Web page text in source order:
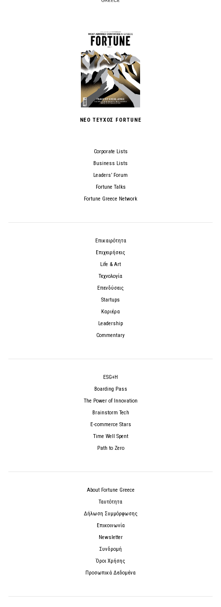
ΝΕΟ ΤΕΥΧΟΣ FORTUNE
Corporate Lists
Business Lists
Leaders’ Forum
Fortune Talks
Fortune Greece Network
Επικαιρότητα
Επιχειρήσεις
Life & Art
Τεχνολογία
Επενδύσεις
Startups
Καριέρα
Leadership
Commentary
ESG+H
Boarding Pass
The Power of Innovation
Brainstorm Tech
E-commerce Stars
Time Well Spent
Path to Zero
About Fortune Greece
Ταυτότητα
Δήλωση Συμμόρφωσης
Επικοινωνία
Newsletter
Συνδρομή
Όροι Χρήσης
Προσωπικά Δεδομένα